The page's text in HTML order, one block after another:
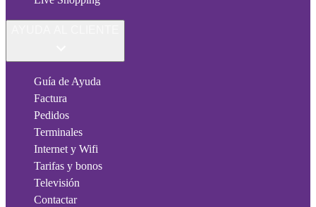
Guía de Ayuda
Factura
Pedidos
Terminales
Internet y Wifi
Tarifas y bonos
Televisión
Contactar